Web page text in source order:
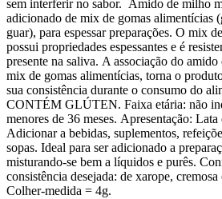
sem interferir no sabor. Amido de milho
adicionado de mix de gomas alimentícias
guar), para espessar preparações. O mix
possui propriedades espessantes e é
presente na saliva. A associação do
mix de gomas alimentícias, torna o
sua consistência durante o consumo do
CONTÉM GLÚTEN. Faixa etária: não
menores de 36 meses. Apresentação:
Adicionar a bebidas, suplementos,
sopas. Ideal para ser adicionado a
misturando-se bem a líquidos e purês.
consistência desejada: de xarope,
Colher-medida = 4g.